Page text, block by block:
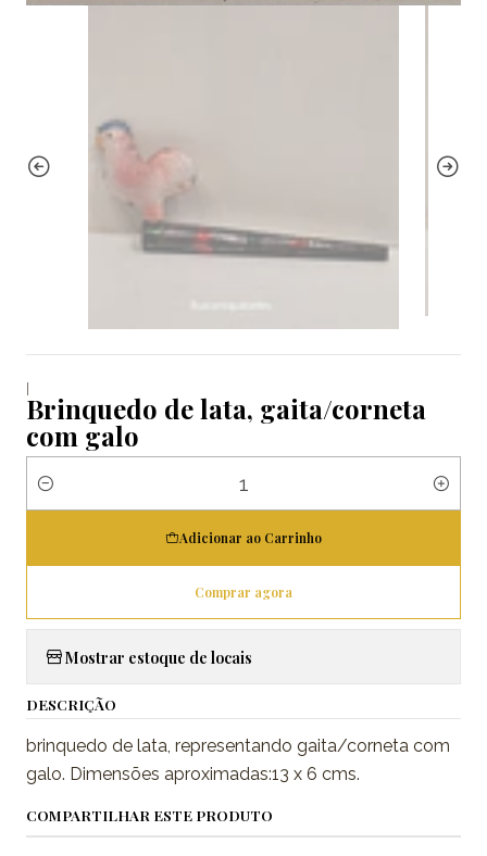
|
Brinquedo de lata, gaita/corneta
com galo
Quantidade
Adicionar ao Carrinho
Comprar agora
Mostrar estoque de locais
DESCRIÇÃO
brinquedo de lata, representando gaita/corneta com
galo. Dimensões aproximadas:13 x 6 cms.
COMPARTILHAR ESTE PRODUTO